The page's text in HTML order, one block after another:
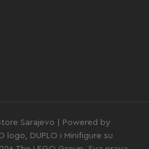
Sarajevo | Powered by
logo, DUPLO i Minifigure su